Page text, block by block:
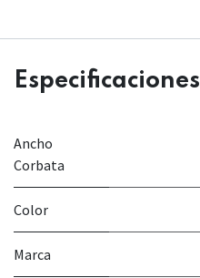
Especificaciones
Ancho
Corbata
Color
Marca